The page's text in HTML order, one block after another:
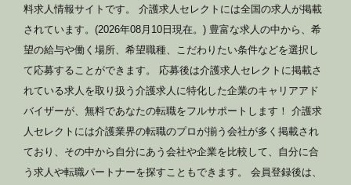
料求人情報サイトです。 介護求人セレクトには全国の求人が掲載
されています。(2026年08月10日現在。) 豊富な求人の中から、希
望の給与や働く場所、希望職種、こだわりたい条件などを選択し
て応募することができます。 応募後は介護求人セレクトに掲載さ
れている求人を取り扱う介護求人に特化した企業のキャリアアド
バイザーが、無料であなたの転職をフルサポートします！ 介護求
人セレクトには介護業界の転職のプロが揃う会社が多く掲載され
ており、その中から自分にあう会社や企業を比較して、自分に合
う求人や転職パートナーを探すこともできます。 会員登録後は、